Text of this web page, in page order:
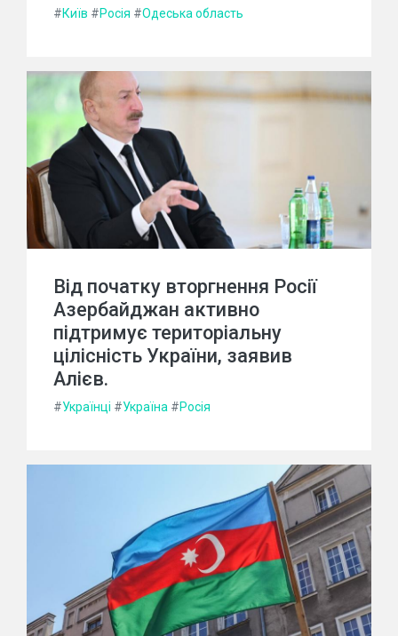
#Київ #Росія #Одеська область
Від початку вторгнення Росії
Азербайджан активно
підтримує територіальну
цілісність України, заявив
Алієв.
#Українці #Україна #Росія